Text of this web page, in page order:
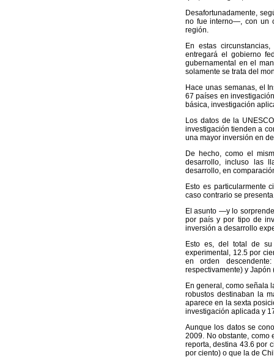
Desafortunadamente,
no fue interno—, con un
región.
En estas
entregará el gobierno
gubernamental en el
solamente se trata del
Hace unas semanas, el
67 países en
básica, investigación
Los datos de la
investigación tienden a
una mayor inversión en
De hecho, como el
desarrollo, incluso las
desarrollo, en
Esto es particularmente
caso contrario se
El asunto —y lo
por país y por tipo de
inversión a desarrollo
Esto es, del total de
experimental, 12.5 por
en orden
respectivamente) y Japón
En general, como señala
robustos destinaban la
aparece en la sexta
investigación aplicada y
Aunque los datos se
2009. No obstante, como
reporta, destina 43.6 por
por ciento) o que la de